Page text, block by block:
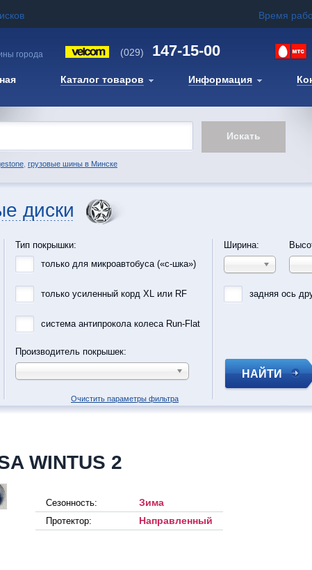
Время
города (029) 147-15-00
Каталог товаров Информация
грузовые шины в Минске
диски
Тип покрышки:
только для микроавтобуса («с-шка»)
только усиленный корд XL или RF
система антипрокола колеса Run-Flat
Производитель покрышек:
Ширина:
задняя ось
НАЙТИ
Очистить параметры фильтра
WINTUS 2
Сезонность: Зима
Протектор: Направленный